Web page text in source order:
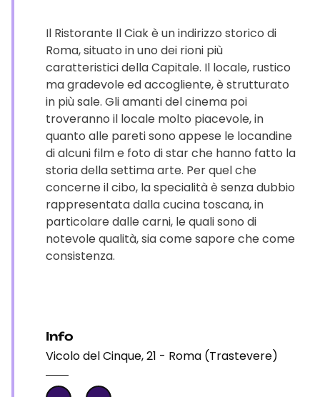
Il Ristorante Il Ciak è un indirizzo storico di
Roma, situato in uno dei rioni più
caratteristici della Capitale. Il locale, rustico
ma gradevole ed accogliente, è strutturato
in più sale. Gli amanti del cinema poi
troveranno il locale molto piacevole, in
quanto alle pareti sono appese le locandine
di alcuni film e foto di star che hanno fatto la
storia della settima arte. Per quel che
concerne il cibo, la specialità è senza dubbio
rappresentata dalla cucina toscana, in
particolare dalle carni, le quali sono di
notevole qualità, sia come sapore che come
consistenza.
Info
Vicolo del Cinque, 21 - Roma (Trastevere)